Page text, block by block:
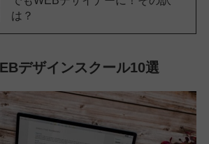
は？
デザインスクール10選